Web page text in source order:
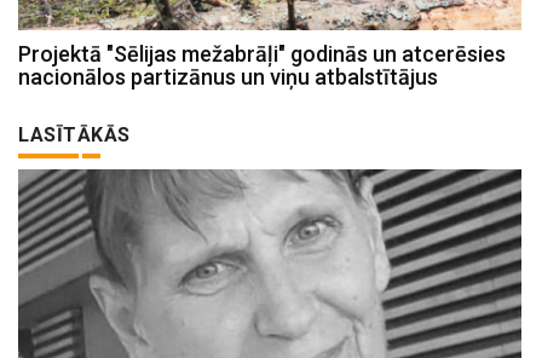
Projektā "Sēlijas mežabrāļi" godinās un atcerēsies
nacionālos partizānus un viņu atbalstītājus
LASĪTĀKĀS